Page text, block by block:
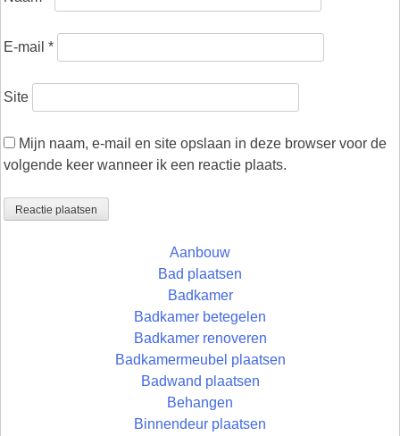
E-mail *
Site
Mijn naam, e-mail en site opslaan in deze browser voor de
volgende keer wanneer ik een reactie plaats.
Aanbouw
Bad plaatsen
Badkamer
Badkamer betegelen
Badkamer renoveren
Badkamermeubel plaatsen
Badwand plaatsen
Behangen
Binnendeur plaatsen